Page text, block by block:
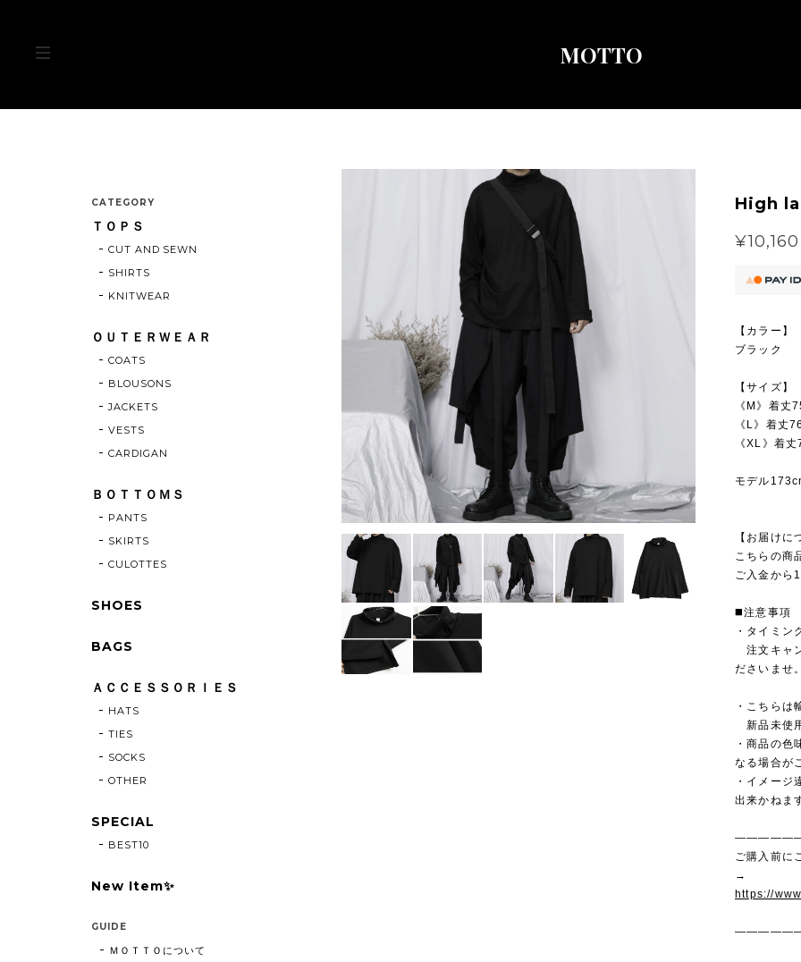
MOTTO
High
¥10,160
【カラー】
ブラック
【サイズ】
《M》着
《L》着丈
《XL》着
モデル
【お届けに
こちらの商
ご入金から
◼️注意事項
・タイミン
注文キャ
ださいませ
・こちらは
新品未使
・商品の色
なる場合が
・イメージ
出来かねま
ご購入前に
→
https://
CATEGORY
ＴＯＰＳ
CUT AND SEWN
SHIRTS
KNITWEAR
ＯＵＴＥＲＷＥＡＲ
COATS
BLOUSONS
JACKETS
VESTS
CARDIGAN
ＢＯＴＴＯＭＳ
PANTS
SKIRTS
CULOTTES
SHOES
BAGS
ＡＣＣＥＳＳＯＲＩＥＳ
HATS
TIES
SOCKS
OTHER
SPECIAL
BEST10
New Item✨
GUIDE
ＭＯＴＴＯについて